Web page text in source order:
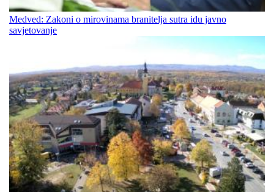
Medved: Zakoni o mirovinama branitelja sutra idu javno
savjetovanje